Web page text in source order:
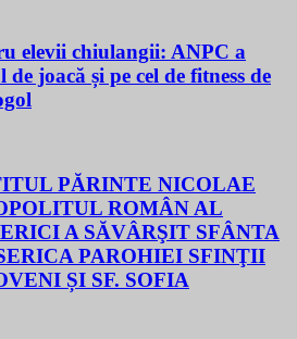
elevii chiulangii: ANPC a
joacă și pe cel de fitness de
PĂRINTE NICOLAE
ROMÂN AL
A SĂVÂRŞIT SFÂNTA
PAROHIEI SFINŢII
ȘI SF. SOFIA